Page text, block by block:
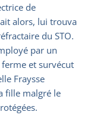
de
alors, lui trouva
du STO.
par un
et survécut
Fraysse
fille malgré le